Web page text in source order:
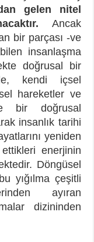
gelen nitel
Ancak
bir parçası -ve
insanlaşma
doğrusal bir
kendi içsel
hareketler ve
bir doğrusal
insanlık tarihi
yeniden
enerjinin
Döngüsel
yığılma çeşitli
ayıran
dizininden